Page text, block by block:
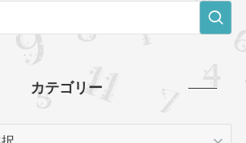
カテゴリー